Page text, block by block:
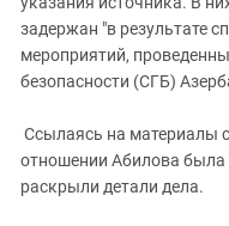
задержан "в результате
мероприятий,
безопасности (СГБ)
Ссылаясь на материалы
отношении Абилова была
раскрыли детали дела.